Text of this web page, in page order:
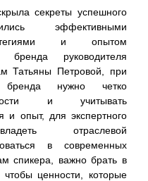
секреты успешного
эффективными
и опытом
бренда руководителя
Татьяны Петровой, при
бренда нужно четко
и учитывать
и опыт, для экспертного
отраслевой
в современных
спикера, важно брать в
ценности, которые